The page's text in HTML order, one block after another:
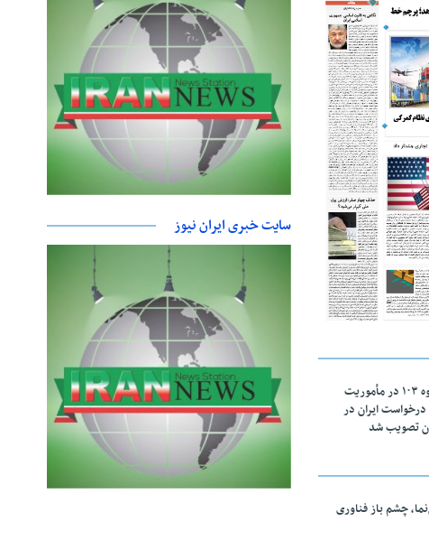
اقتدار ناوگروه ۱۰۳ در مأموریت‌
اقیانوسی/ ۵ درخواست ایران در
تصویب شد
چشم باز فناوری
سایت خبری ایران نیوز